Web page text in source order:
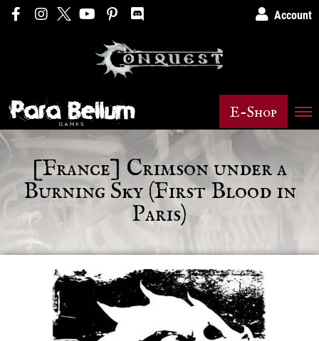
Account
E-Shop
[France] Crimson under a
Burning Sky (First Blood in
Paris)